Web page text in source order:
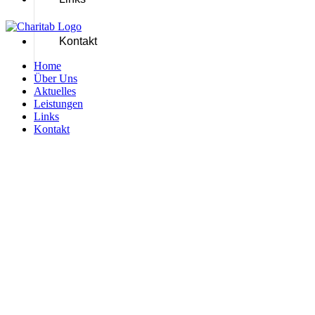
Kontakt
Home
Über Uns
Aktuelles
Leistungen
Links
Kontakt